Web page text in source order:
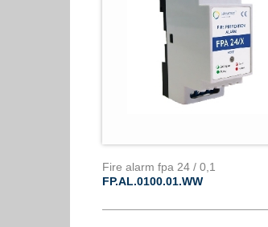
Fire alarm fpa 24 / 0,1
FP.AL.0100.01.WW